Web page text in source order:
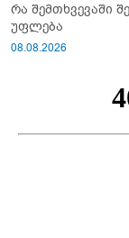
რა შემთხვევაში
უფლება
08.08.2026